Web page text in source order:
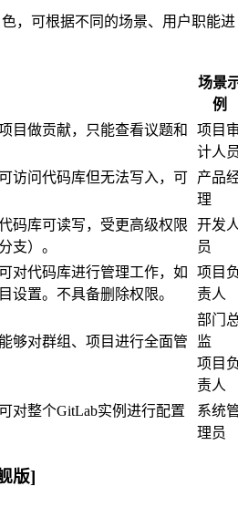
，可根据不同的场景、用户职能进
场景
例
目做贡献，只能查看议题和
项目
计人
访问代码库但无法写入，可
产品
理
码库可读写，受更高级权限
支）。
开发
员
对代码库进行管理工作，如
设置。不具备删除权限。
项目
责人
够对群组、项目进行全面管
部门
监
项目
责人
对整个GitLab实例进行配置
系统
理员
版]